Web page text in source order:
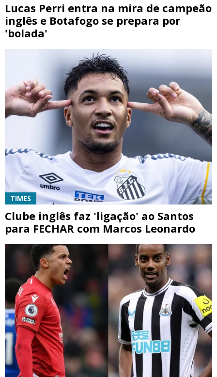
Lucas Perri entra na mira de campeão
inglês e Botafogo se prepara por
'bolada'
TIMES
Clube inglês faz 'ligação' ao Santos
para FECHAR com Marcos Leonardo